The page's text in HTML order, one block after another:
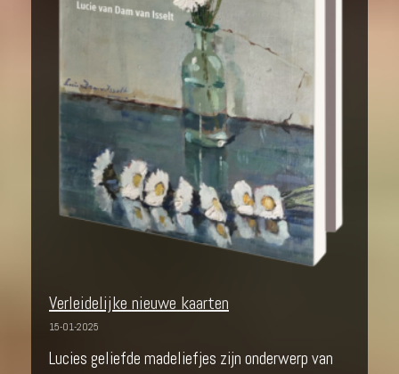
Verleidelijke nieuwe kaarten
15-01-2025
Lucies geliefde madeliefjes zijn onderwerp van